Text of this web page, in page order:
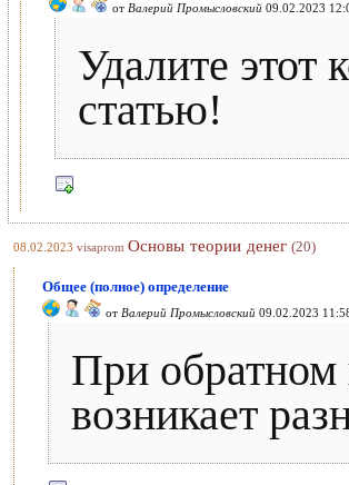
от Валерий Промысловский 09.02.2023
Удалите этот
статью!
08.02.2023 visaprom Основы теории денег (20)
Общее (полное) определение
от Валерий Промысловский 09.02.2023
При обратном
возникает